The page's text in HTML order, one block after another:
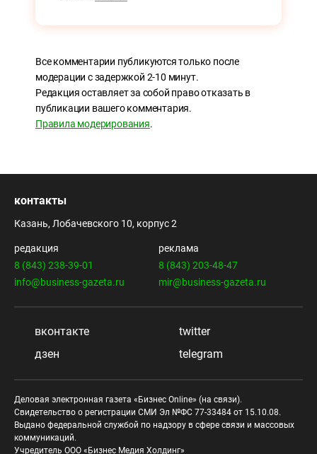
Все комментарии публикуются только после
модерации с задержкой 2-10 минут.
Редакция оставляет за собой право отказать в
публикации вашего комментария.
Правила модерирования.
контакты
Казань, Лобачевского 10, корпус 2
редакция
8 (843) 238-39-01
info@business-gazeta.ru
реклама
8 (843) 203-48-47
mir@business-gazeta.ru
вконтакте
twitter
дзен
telegram
Деловая электронная газета «Бизнес Online» (на связи).
Свидетельство о регистрации СМИ Эл №ФС 77-33484 от 15.10.08.
Выдано федеральной службой по надзору в сфере связи и массовых
коммуникаций.
Учредитель ООО «Бизнес Медия Холдинг»